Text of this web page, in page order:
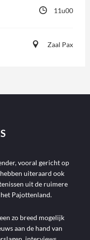
11u00
Zaal Pax
vooral gericht op
uiteraard ook
uit de ruimere
Pajottenland.
zo breed mogelijk
aan de hand van